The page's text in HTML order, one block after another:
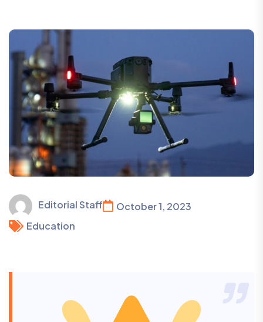
Editorial Staff
October 1, 2023
Education